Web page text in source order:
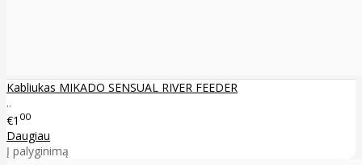
Kabliukas MIKADO SENSUAL RIVER FEEDER
..
€1 00
Daugiau
Į palyginimą